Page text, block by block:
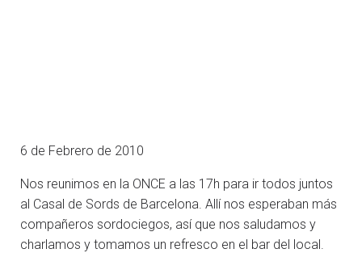
6 de Febrero de 2010
Nos reunimos en la ONCE a las 17h para ir todos juntos
al Casal de Sords de Barcelona. Allí nos esperaban más
compañeros sordociegos, así que nos saludamos y
charlamos y tomamos un refresco en el bar del local.